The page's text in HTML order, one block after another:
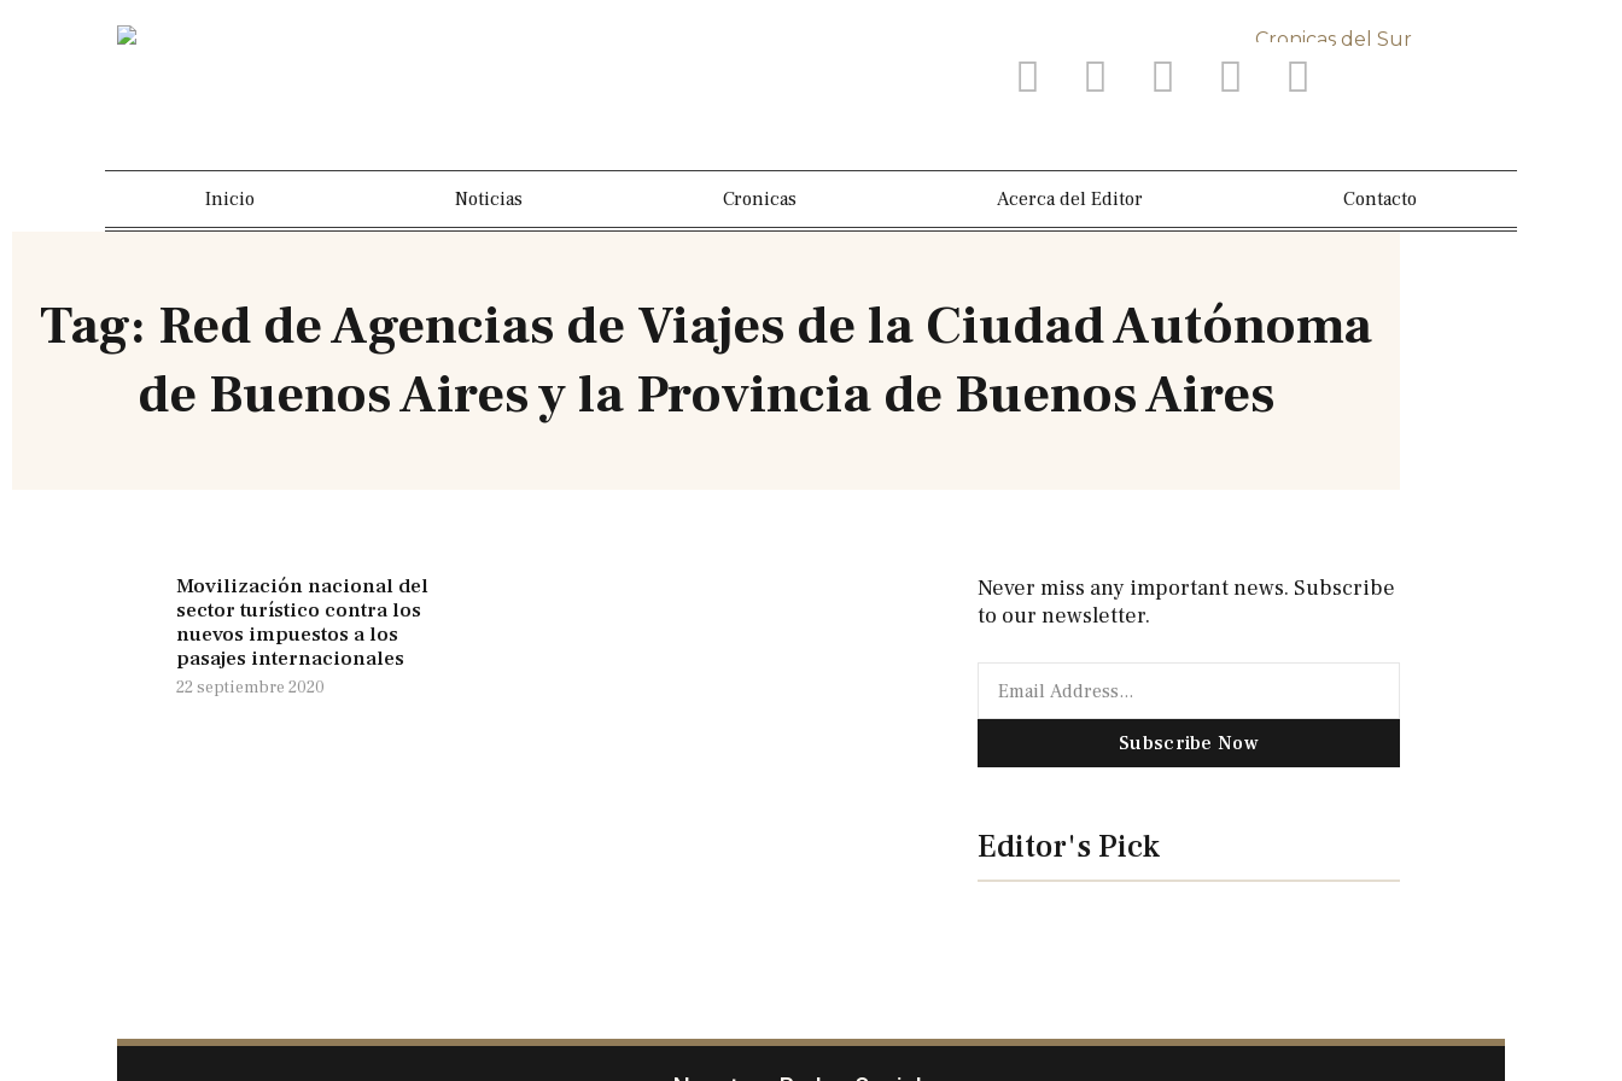
Inicio Noticias Cronicas Acerca del Editor Contacto
Tag: Red de Agencias de Viajes de la Ciudad Autónoma
de Buenos Aires y la Provincia de Buenos Aires
Movilización nacional del
sector turístico contra los
nuevos impuestos a los
pasajes internacionales
22 septiembre 2020
Never miss any important news. Subscribe
to our newsletter.
Subscribe Now
Editor's Pick